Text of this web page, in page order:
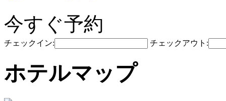
今すぐ予約
チェックイン: チェックアウト:
ホテルマップ